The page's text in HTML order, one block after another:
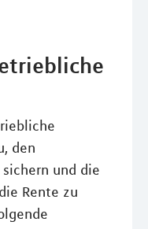
den
und die
Rente zu